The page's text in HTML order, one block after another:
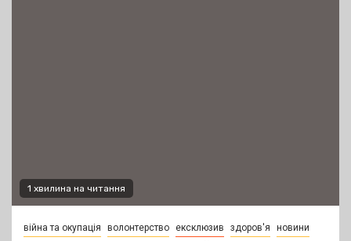
1 хвилина на читання
війна та окупація волонтерство ексклюзив здоров'я новини